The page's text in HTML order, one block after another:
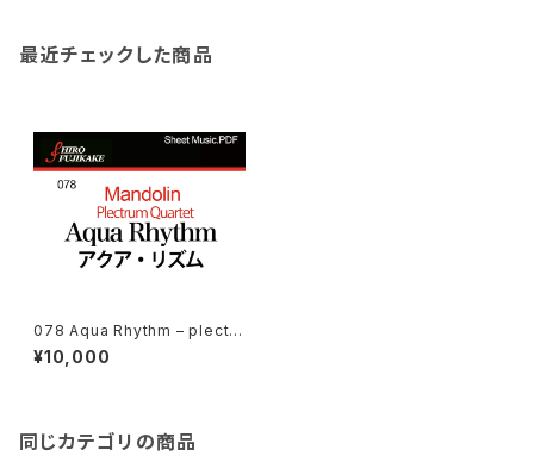
最近チェックした商品
078 Aqua Rhythm – plectru
m Quartet(アクア·リズム（プレ
クトラム４重奏の為の）)
¥10,000
同じカテゴリの商品